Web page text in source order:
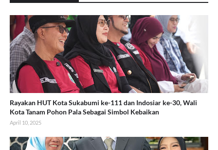
Rayakan HUT Kota Sukabumi ke-111 dan Indosiar ke-30, Wali
Kota Tanam Pohon Pala Sebagai Simbol Kebaikan
April 10, 2025